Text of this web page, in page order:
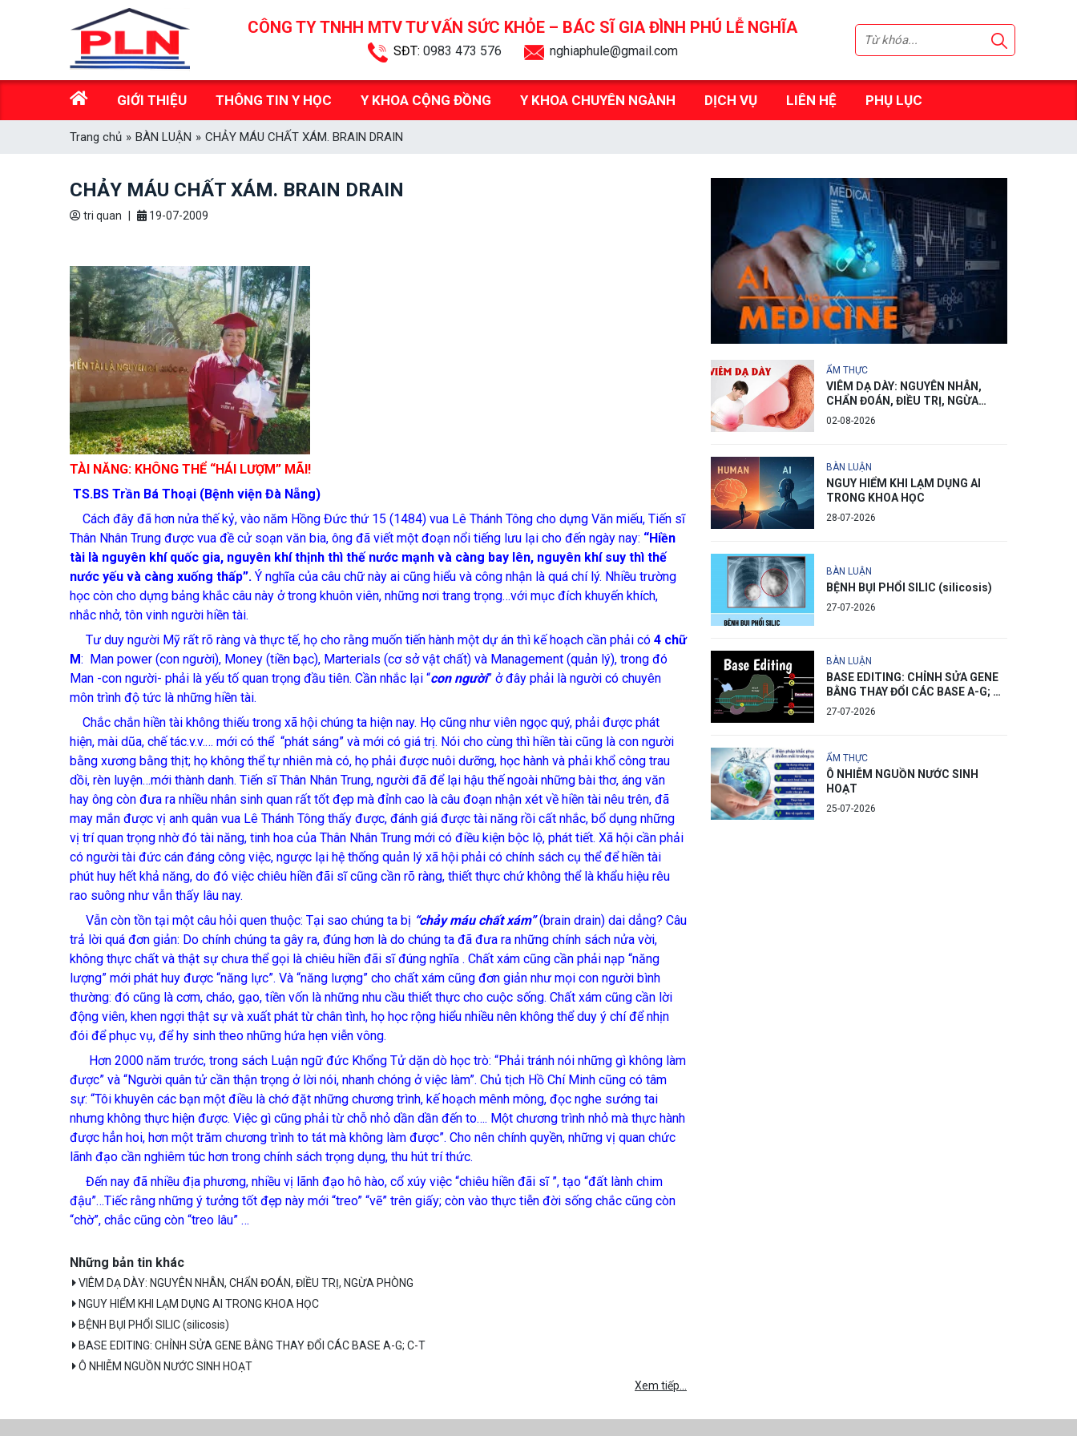
CÔNG TY TNHH MTV TƯ VẤN SỨC KHỎE – BÁC SĨ GIA ĐÌNH PHÚ LỄ NGHĨA
SĐT: 0983 473 576 nghiaphule@gmail.com
GIỚI THIỆU THÔNG TIN Y HỌC Y KHOA CỘNG ĐỒNG Y KHOA CHUYÊN NGÀNH DỊCH VỤ LIÊN HỆ PHỤ LỤC
Trang chủ » BÀN LUẬN » CHẢY MÁU CHẤT XÁM. BRAIN DRAIN
CHẢY MÁU CHẤT XÁM. BRAIN DRAIN
tri quan 19-07-2009
TÀI NĂNG: KHÔNG THỂ “HÁI LƯỢM” MÃI!
TS.BS Trần Bá Thoại (Bệnh viện Đà Nẵng)
Cách đây đã hơn nửa thế kỷ, vào năm Hồng Đức thứ 15 (1484) vua Lê Thánh Tông cho dựng Văn miếu, Tiến sĩ
Thân Nhân Trung được vua đề cử soạn văn bia, ông đã viết một đoạn nổi tiếng lưu lại cho đến ngày nay: “Hiền
tài là nguyên khí quốc gia, nguyên khí thịnh thì thế nước mạnh và càng bay lên, nguyên khí suy thì thế
nước yếu và càng xuống thấp”. Ý nghĩa của câu chữ này ai cũng hiểu và công nhận là quá chí lý. Nhiều trường
học còn cho dựng bảng khắc câu này ở trong khuôn viên, những nơi trang trọng…với mục đích khuyến khích,
nhắc nhở, tôn vinh người hiền tài.
Tư duy người Mỹ rất rõ ràng và thực tế, họ cho rằng muốn tiến hành một dự án thì kế hoạch cần phải có 4 chữ
M: Man power (con người), Money (tiền bạc), Marterials (cơ sở vật chất) và Management (quản lý), trong đó
Man -con người- phải là yếu tố quan trọng đầu tiên. Cần nhắc lại “con người” ở đây phải là người có chuyên
môn trình độ tức là những hiền tài.
Chắc chắn hiền tài không thiếu trong xã hội chúng ta hiện nay. Họ cũng như viên ngọc quý, phải được phát
hiện, mài dũa, chế tác.v.v.… mới có thể “phát sáng” và mới có giá trị. Nói cho cùng thì hiền tài cũng là con người
bằng xương bằng thịt; họ không thể tự nhiên mà có, họ phải được nuôi dưỡng, học hành và phải khổ công trau
dồi, rèn luyện…mới thành danh. Tiến sĩ Thân Nhân Trung, người đã để lại hậu thế ngoài những bài thơ, áng văn
hay ông còn đưa ra nhiều nhân sinh quan rất tốt đẹp mà đỉnh cao là câu đoạn nhận xét về hiền tài nêu trên, đã
may mắn được vị anh quân vua Lê Thánh Tông thấy được, đánh giá được tài năng rồi cất nhắc, bổ dụng những
vị trí quan trọng nhờ đó tài năng, tinh hoa của Thân Nhân Trung mới có điều kiện bộc lộ, phát tiết. Xã hội cần phải
có người tài đức cán đáng công việc, ngược lại hệ thống quản lý xã hội phải có chính sách cụ thể để hiền tài
phút huy hết khả năng, do đó việc chiêu hiền đãi sĩ cũng cần rõ ràng, thiết thực chứ không thể là khẩu hiệu rêu
rao suông như vẫn thấy lâu nay.
Vẫn còn tồn tại một câu hỏi quen thuộc: Tại sao chúng ta bị “chảy máu chất xám”(brain drain) dai dẳng? Câu
trả lời quá đơn giản: Do chính chúng ta gây ra, đúng hơn là do chúng ta đã đưa ra những chính sách nửa vời,
không thực chất và thật sự chưa thể gọi là chiêu hiền đãi sĩ đúng nghĩa . Chất xám cũng cần phải nạp “năng
lượng” mới phát huy được “năng lực”. Và “năng lượng” cho chất xám cũng đơn giản như mọi con người bình
thường: đó cũng là cơm, cháo, gạo, tiền vốn là những nhu cầu thiết thực cho cuộc sống. Chất xám cũng cần lời
động viên, khen ngợi thật sự và xuất phát từ chân tình, họ học rộng hiểu nhiều nên không thể duy ý chí để nhịn
đói để phục vụ, để hy sinh theo những hứa hẹn viễn vông.
Hơn 2000 năm trước, trong sách Luận ngữ đức Khổng Tử dặn dò học trò: “Phải tránh nói những gì không làm
được” và “Người quân tử cần thận trọng ở lời nói, nhanh chóng ở việc làm”. Chủ tịch Hồ Chí Minh cũng có tâm
sự: “Tôi khuyên các bạn một điều là chớ đặt những chương trình, kế hoạch mênh mông, đọc nghe sướng tai
nhưng không thực hiện được. Việc gì cũng phải từ chỗ nhỏ dần dần đến to…. Một chương trình nhỏ mà thực hành
được hẳn hoi, hơn một trăm chương trình to tát mà không làm được”. Cho nên chính quyền, những vị quan chức
lãnh đạo cần nghiêm túc hơn trong chính sách trọng dụng, thu hút trí thức.
Đến nay đã nhiều địa phương, nhiều vị lãnh đạo hô hào, cổ xúy việc “chiêu hiền đãi sĩ ”, tạo “đất lành chim
đậu”…Tiếc rằng những ý tưởng tốt đẹp này mới “treo” “vẽ” trên giấy; còn vào thực tiễn đời sống chắc cũng còn
“chờ”, chắc cũng còn “treo lâu” …
Những bản tin khác
VIÊM DẠ DÀY: NGUYÊN NHÂN, CHẨN ĐOÁN, ĐIỀU TRỊ, NGỪA PHÒNG
NGUY HIỂM KHI LẠM DỤNG AI TRONG KHOA HỌC
BỆNH BỤI PHỔI SILIC (silicosis)
BASE EDITING: CHỈNH SỬA GENE BẰNG THAY ĐỔI CÁC BASE A-G; C-T
Ô NHIỄM NGUỒN NƯỚC SINH HOẠT
Xem tiếp...
ẨM THỰC
VIÊM DẠ DÀY: NGUYÊN NHÂN,
CHẨN ĐOÁN, ĐIỀU TRỊ, NGỪA
PHÒNG
02-08-2026
BÀN LUẬN
NGUY HIỂM KHI LẠM DỤNG AI
TRONG KHOA HỌC
28-07-2026
BÀN LUẬN
BỆNH BỤI PHỔI SILIC (silicosis)
27-07-2026
BÀN LUẬN
BASE EDITING: CHỈNH SỬA GENE
BẰNG THAY ĐỔI CÁC BASE A-G; C-
T
27-07-2026
ẨM THỰC
Ô NHIỄM NGUỒN NƯỚC SINH
HOẠT
25-07-2026